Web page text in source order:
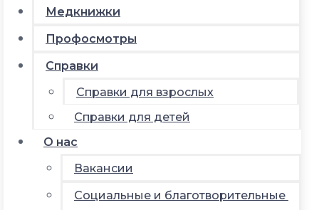
Медкнижки
Профосмотры
Справки
Справки для взрослых
Справки для детей
О нас
Вакансии
Социальные и благотворительные